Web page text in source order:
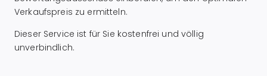
Verkaufspreis zu ermitteln.
Dieser Service ist für Sie kostenfrei und völlig
unverbindlich.